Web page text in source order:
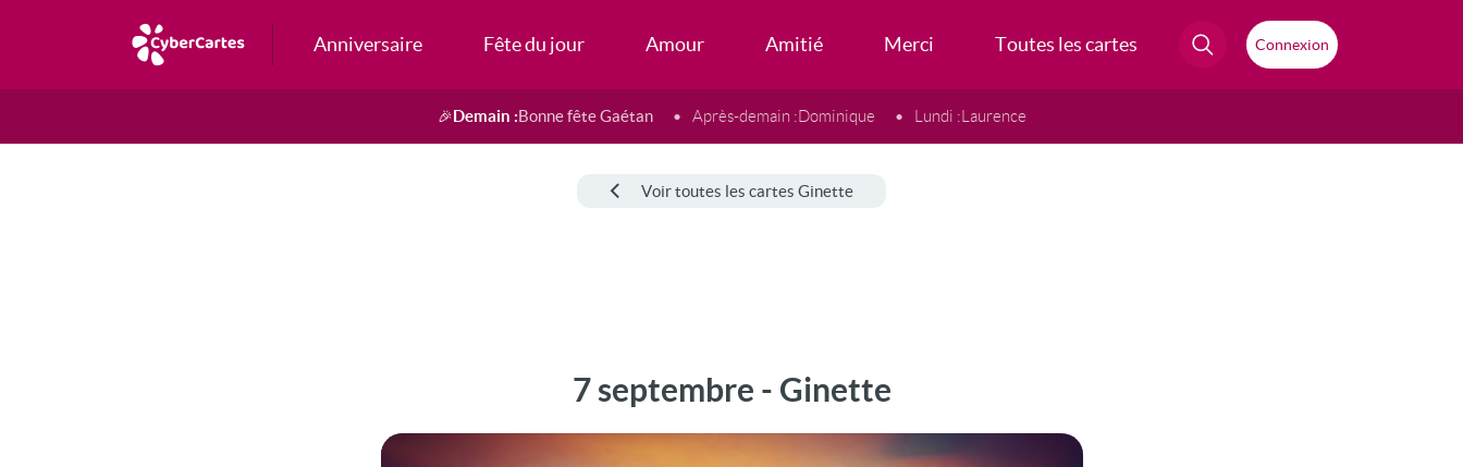
Anniversaire Fête du jour Amour Amitié Merci Toutes les cartes Connexion
🎉Demain :Bonne fête Gaétan Après-demain :Dominique Lundi :Laurence
Voir toutes les cartes Ginette
7 septembre - Ginette